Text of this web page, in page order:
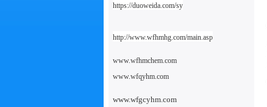
https://duoweida.com/sy
http://www.wfhmhg.com/main.asp
www.wfhmchem.com
www.wfqyhm.com
www.wfgcyhm.com